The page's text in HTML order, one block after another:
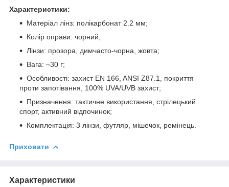
Характеристики:
Матеріал лінз: полікарбонат 2.2 мм;
Колір оправи: чорний;
Лінзи: прозора, димчасто-чорна, жовта;
Вага: ~30 г;
Особливості: захист EN 166, ANSI Z87.1, покриття
проти запотівання, 100% UVA/UVB захист;
Призначення: тактичне використання, стрілецький
спорт, активний відпочинок;
Комплектація: 3 лінзи, футляр, мішечок, ремінець.
Приховати
Характеристики